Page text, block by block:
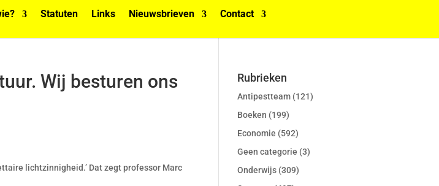
Statuten Links Nieuwsbrieven Contact
Wij besturen ons
lichtzinnigheid.’ Dat zegt professor Marc
Rubrieken
Antipestteam (121)
Boeken (199)
Economie (592)
Geen categorie (3)
Onderwijs (309)